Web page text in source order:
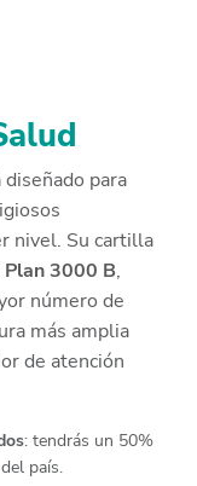
diseñado para
nivel. Su cartilla
Plan 3000 B,
número de
más amplia
de atención
: tendrás un 50%
país.